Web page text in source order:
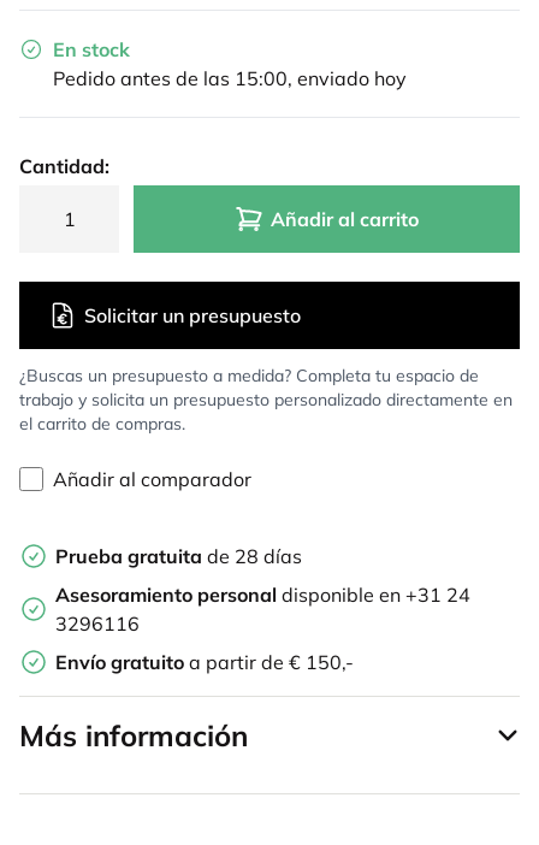
En stock
Pedido antes de las 15:00, enviado hoy
Cantidad:
Añadir al carrito
¿Buscas un presupuesto a medida? Completa tu espacio de
trabajo y solicita un presupuesto personalizado directamente en
el carrito de compras.
Solicitar un presupuesto
Añadir al comparador
Prueba gratuita de 28 días
Asesoramiento personal disponible en +31 24
3296116
Envío gratuito a partir de € 150,-
Más información